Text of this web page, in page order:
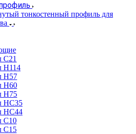
тонкостенный профиль для
C21
Н114
Н57
Н60
Н75
НС35
НС44
С10
С15